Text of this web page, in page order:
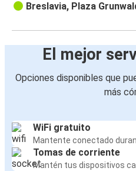
Breslavia, Plaza
El mejor
Opciones disponibles que
más
WiFi gratuito
Mantente conectado
Tomas de corriente
Mantén tus dispositivos